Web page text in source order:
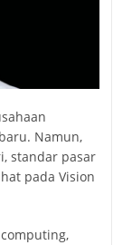
Namun,
standar pasar
pada Vision